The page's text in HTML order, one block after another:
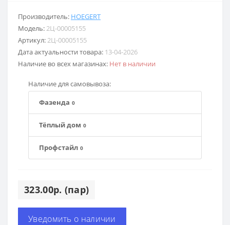
Производитель: HOEGERT
Модель: 2Ц-00005155
Артикул: 2Ц-00005155
Дата актуальности товара: 13-04-2026
Наличие во всех магазинах: Нет в наличии
Наличие для самовывоза:
Фазенда 0
Тёплый дом 0
Профстайл 0
323.00р. (пар)
Уведомить о наличии